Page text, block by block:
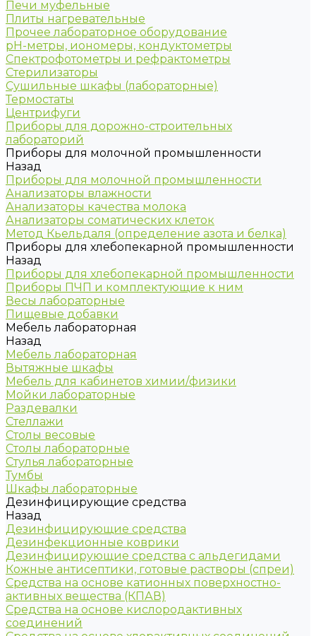
Печи муфельные
Плиты нагревательные
Прочее лабораторное оборудование
рН-метры, иономеры, кондуктометры
Спектрофотометры и рефрактометры
Стерилизаторы
Сушильные шкафы (лабораторные)
Термостаты
Центрифуги
Приборы для дорожно-строительных
лабораторий
Приборы для молочной промышленности
Назад
Приборы для молочной промышленности
Анализаторы влажности
Анализаторы качества молока
Анализаторы соматических клеток
Метод Кьельдаля (определение азота и белка)
Приборы для хлебопекарной промышленности
Назад
Приборы для хлебопекарной промышленности
Приборы ПЧП и комплектующие к ним
Весы лабораторные
Пищевые добавки
Мебель лабораторная
Назад
Мебель лабораторная
Вытяжные шкафы
Мебель для кабинетов химии/физики
Мойки лабораторные
Раздевалки
Стеллажи
Столы весовые
Столы лабораторные
Стулья лабораторные
Тумбы
Шкафы лабораторные
Дезинфицирующие средства
Назад
Дезинфицирующие средства
Дезинфекционные коврики
Дезинфицирующие средства с альдегидами
Кожные антисептики, готовые растворы (спреи)
Средства на основе катионных поверхностно-
активных вещества (КПАВ)
Средства на основе кислородактивных
соединений